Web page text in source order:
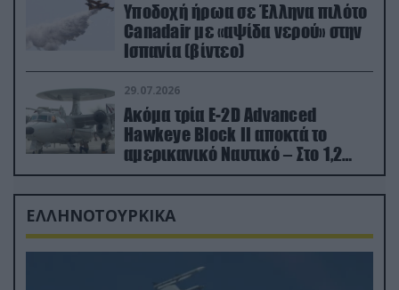
Υποδοχή ήρωα σε Έλληνα πιλότο
Canadair με «αψίδα νερού» στην
Ισπανία (βίντεο)
29.07.2026
Ακόμα τρία E-2D Advanced
Hawkeye Block II αποκτά το
αμερικανικό Ναυτικό – Στο 1,2
δισ.δολάρια το κόστος
ΕΛΛΗΝΟΤΟΥΡΚΙΚΑ